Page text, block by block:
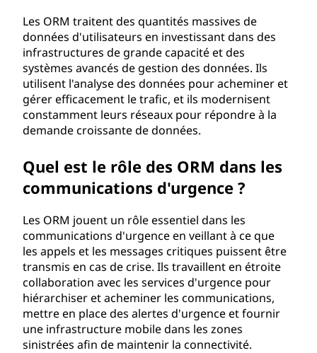
Les ORM traitent des quantités massives de
données d'utilisateurs en investissant dans des
infrastructures de grande capacité et des
systèmes avancés de gestion des données. Ils
utilisent l'analyse des données pour acheminer et
gérer efficacement le trafic, et ils modernisent
constamment leurs réseaux pour répondre à la
demande croissante de données.
Quel est le rôle des ORM dans les
communications d'urgence ?
Les ORM jouent un rôle essentiel dans les
communications d'urgence en veillant à ce que
les appels et les messages critiques puissent être
transmis en cas de crise. Ils travaillent en étroite
collaboration avec les services d'urgence pour
hiérarchiser et acheminer les communications,
mettre en place des alertes d'urgence et fournir
une infrastructure mobile dans les zones
sinistrées afin de maintenir la connectivité.